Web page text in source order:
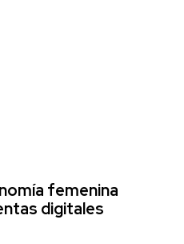
femenina
digitales